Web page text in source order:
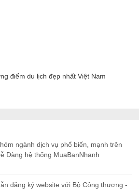
điểm du lịch đẹp nhất Việt Nam
ngành dịch vụ phổ biến, mạnh trên
Dàng hệ thống MuaBanNhanh
đăng ký website với Bộ Công thương -